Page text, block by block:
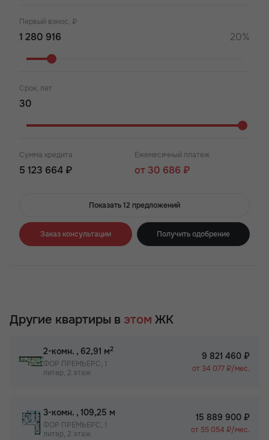
Первый взнос, ₽
20%
Срок, лет
Сумма кредита
5 123 664 ₽
Ежемесячный платеж
от 30 686 ₽
Показать 12 предложений
Заказ консультации Получить одобрение
Другие квартиры в этом ЖК
2-комн. , 62,91 м2
ФОР ПРЕМЬЕРС, 1
литер, 2 этаж
9 821 460 ₽
от 34 077 ₽/мес.
3-комн. , 109,25 м
ФОР ПРЕМЬЕРС, 1
литер, 2 этаж
15 889 900 ₽
от 55 054 ₽/мес.